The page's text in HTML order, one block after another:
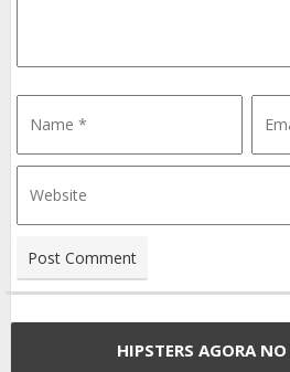
HIPSTERS AGORA